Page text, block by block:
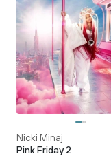
Nicki Minaj
Pink Friday 2